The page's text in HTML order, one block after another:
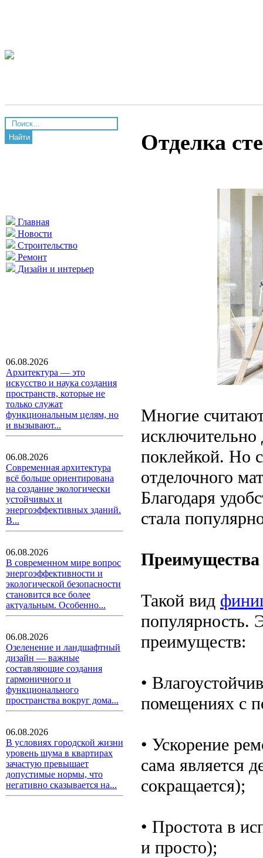
Найти
Главная
Новости
Строительство
Ремонт
Дизайн и интерьер
06.08.2026
Архитектура — это
искусство и наука создания
пространств, которые не
только служат
функциональным целям, но
и вызывают...
06.08.2026
Современная архитектура
всё больше ориентирована
на создание экологически
устойчивых и
энергоэффективных зданий.
В...
06.08.2026
В современном мире вопрос
энергоэффективности и
экологической безопасности
становится все более
актуальным. Особенно...
06.08.2026
Озеленение и ландшафтный
дизайн — важные
составляющие создания
гармоничного и
функционального
пространства вокруг дома...
06.08.2026
В условиях городской жизни
уровень шума в квартирах
зачастую превышает
допустимые нормы, что
негативно сказывается на...
Отделка
Многие
исключительно
поклейкой. Но
отделочного
Благодаря
стала
Преимущества
Такой вид
популярность.
преимуществ:
•
помещениях с
• Ускорение
сама является
сокращается);
• Простота в
и просто);